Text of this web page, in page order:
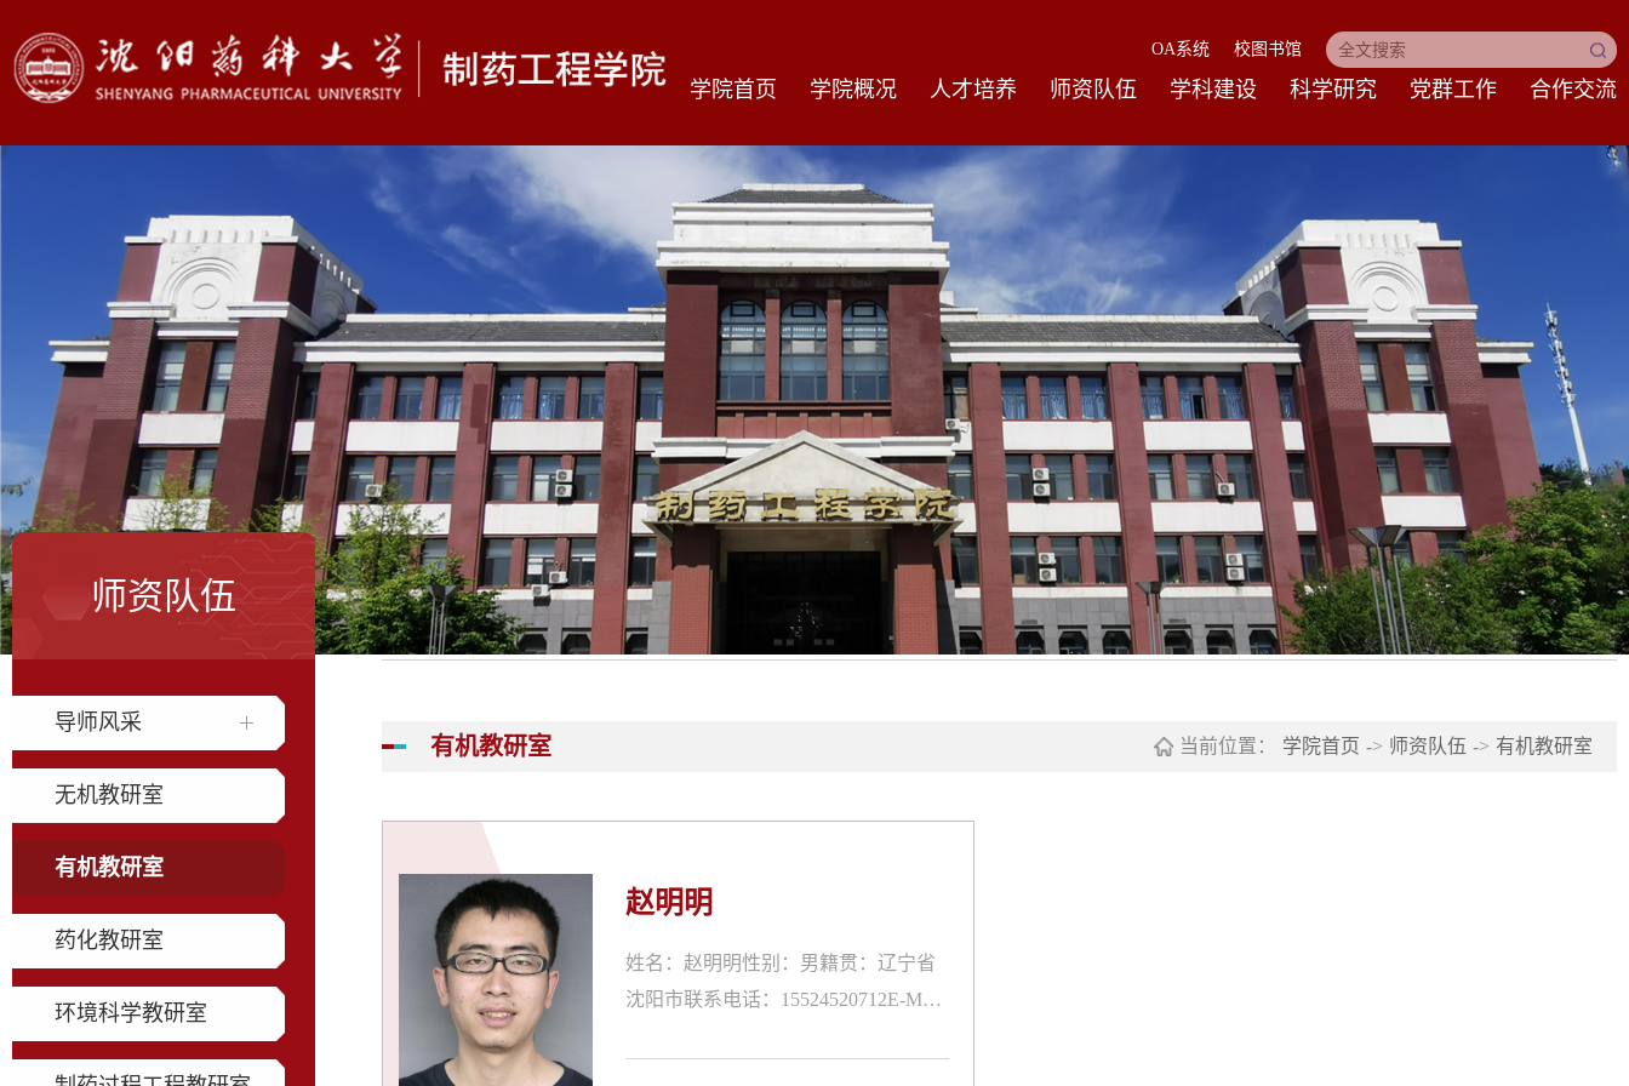
OA系统 校图书馆
学院首页 学院概况 人才培养 师资队伍 学科建设 科学研究 党群工作 合作交流
师资队伍
导师风采
无机教研室
有机教研室
药化教研室
环境科学教研室
有机教研室 当前位置： 学院首页 -> 师资队伍 -> 有机教研室
赵明明
姓名：赵明明性别：男籍贯：辽宁省
沈阳市联系电话：15524520712E-Mai